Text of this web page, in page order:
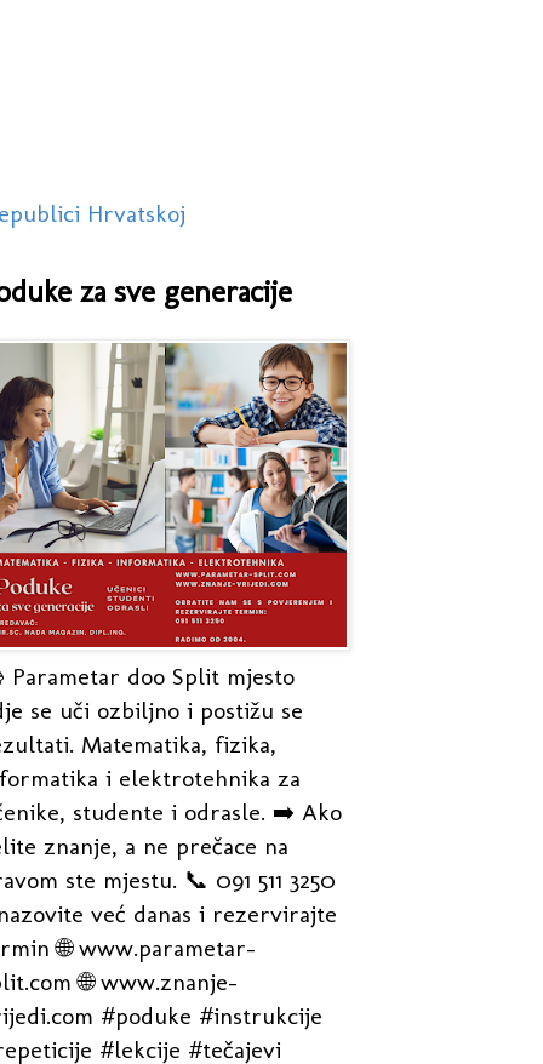
Hrvatskoj
za sve generacije
Parametar doo Split mjesto
se uči ozbiljno i postižu se
Matematika, fizika,
i elektrotehnika za
studente i odrasle. ➡️ Ako
znanje, a ne prečace na
ste mjestu. 📞 091 511 3250
već danas i rezervirajte
🌐 www.parametar-
🌐 www.znanje-
#poduke #instrukcije
#lekcije #tečajevi